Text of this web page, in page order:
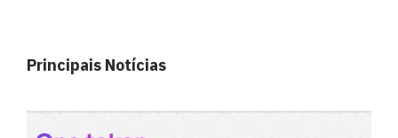
Principais Notícias